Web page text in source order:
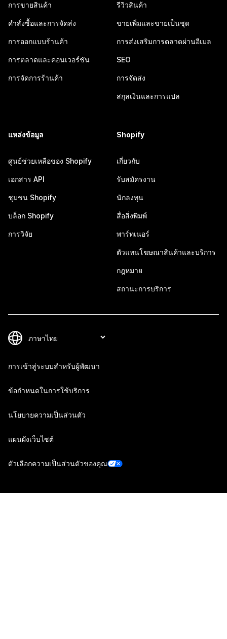
การขายสินค้า
คำสั่งซื้อและการจัดส่ง
การออกแบบร้านค้า
การตลาดและคอนเวอร์ชัน
การจัดการร้านค้า
รีวิวสินค้า
ขายเพิ่มและขายเป็นชุด
การส่งเสริมการตลาดผ่านอีเมล
SEO
การจัดส่ง
สกุลเงินและการแปล
แหล่งข้อมูล
ศูนย์ช่วยเหลือของ Shopify
เอกสาร API
ชุมชน Shopify
บล็อก Shopify
การวิจัย
Shopify
เกี่ยวกับ
รับสมัครงาน
นักลงทุน
สื่อสิ่งพิมพ์
พาร์ทเนอร์
ตัวแทนโฆษณาสินค้าและบริการ
กฎหมาย
สถานะการบริการ
การเข้าสู่ระบบสำหรับผู้พัฒนา
ข้อกำหนดในการใช้บริการ
นโยบายความเป็นส่วนตัว
แผนผังเว็บไซต์
ตัวเลือกความเป็นส่วนตัวของคุณ